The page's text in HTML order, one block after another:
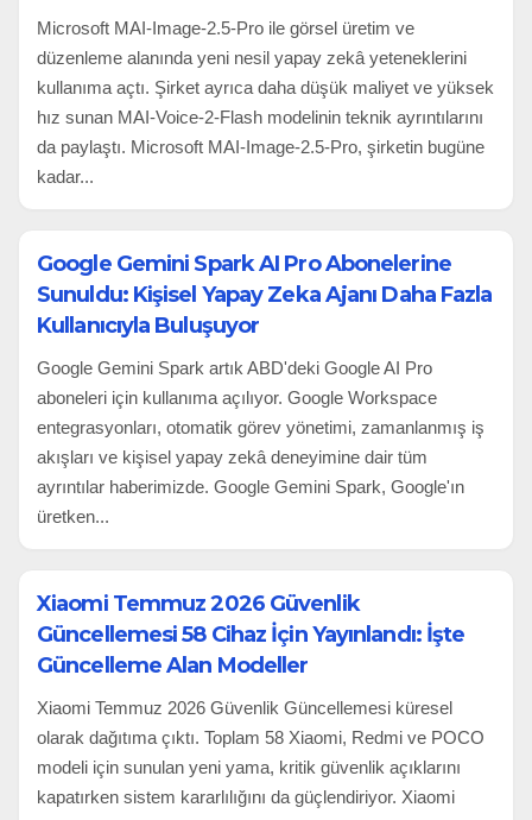
Microsoft MAI-Image-2.5-Pro ile görsel üretim ve
düzenleme alanında yeni nesil yapay zekâ yeteneklerini
kullanıma açtı. Şirket ayrıca daha düşük maliyet ve yüksek
hız sunan MAI-Voice-2-Flash modelinin teknik ayrıntılarını
da paylaştı. Microsoft MAI-Image-2.5-Pro, şirketin bugüne
kadar...
Google Gemini Spark AI Pro Abonelerine
Sunuldu: Kişisel Yapay Zeka Ajanı Daha Fazla
Kullanıcıyla Buluşuyor
Google Gemini Spark artık ABD'deki Google AI Pro
aboneleri için kullanıma açılıyor. Google Workspace
entegrasyonları, otomatik görev yönetimi, zamanlanmış iş
akışları ve kişisel yapay zekâ deneyimine dair tüm
ayrıntılar haberimizde. Google Gemini Spark, Google'ın
üretken...
Xiaomi Temmuz 2026 Güvenlik
Güncellemesi 58 Cihaz İçin Yayınlandı: İşte
Güncelleme Alan Modeller
Xiaomi Temmuz 2026 Güvenlik Güncellemesi küresel
olarak dağıtıma çıktı. Toplam 58 Xiaomi, Redmi ve POCO
modeli için sunulan yeni yama, kritik güvenlik açıklarını
kapatırken sistem kararlılığını da güçlendiriyor. Xiaomi